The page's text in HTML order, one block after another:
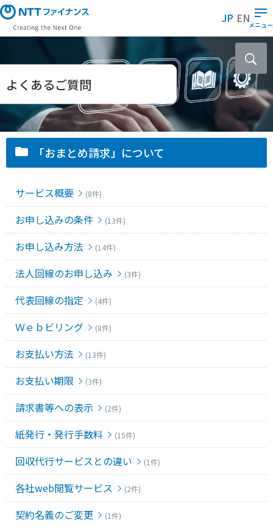
メ
イ
ン
ン
ン
ツ
ス
ッ
JP ENメニュー
よくあるご質問
「おまとめ請求」について
サービス概要 (8件)
お申し込みの条件 (13件)
お申し込み方法 (14件)
法人回線のお申し込み (3件)
代表回線の指定 (4件)
Ｗｅｂビリング (8件)
お支払い方法 (13件)
お支払い期限 (3件)
請求書等への表示 (2件)
紙発行・発行手数料 (15件)
回収代行サービスとの違い (1件)
各社web閲覧サービス (2件)
契約名義のご変更 (1件)